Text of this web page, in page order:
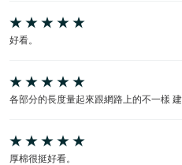
好看。
各部分的長度量起來跟網路上的不一樣
厚棉很挺好看。